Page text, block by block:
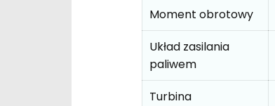
Moment obrotowy
Układ zasilania
paliwem
Turbina